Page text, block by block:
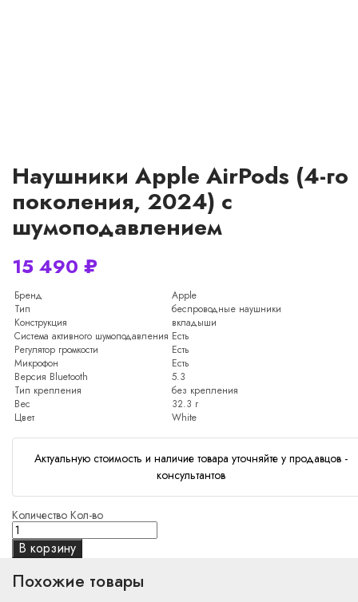
Наушники Apple AirPods (4-го
поколения, 2024) с
шумоподавлением
15 490 ₽
Бренд
Apple
Тип
беспроводные наушники
Конструкция
вкладыши
Система активного шумоподавления Есть
Регулятор громкости
Есть
Микрофон
Есть
Версия Bluetooth
5.3
Тип крепления
без крепления
Вес
32.3 г
Цвет
White
Актуальную стоимость и наличие товара уточняйте у продавцов -
консультантов
Количество Кол-во
В корзину
Похожие товары